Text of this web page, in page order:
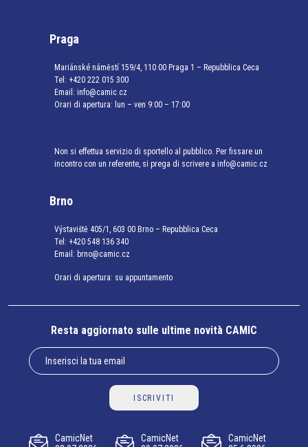
Praga
Mariánské náměstí 159/4, 110 00 Praga 1 – Repubblica Ceca
Tel: +420 222 015 300
Email: info@camic.cz
Orari di apertura: lun – ven 9:00 – 17:00
Non si effettua servizio di sportello al pubblico. Per fissare un
incontro con un referente, si prega di scrivere a info@camic.cz
Brno
Výstaviště 405/1, 603 00 Brno – Repubblica Ceca
Tel: +420 548 136 340
Email: brno@camic.cz
Orari di apertura: su appuntamento
Resta aggiornato sulle ultime novità CAMIC
ISCRIVITI
CamicNet
CamicNet
CamicNet